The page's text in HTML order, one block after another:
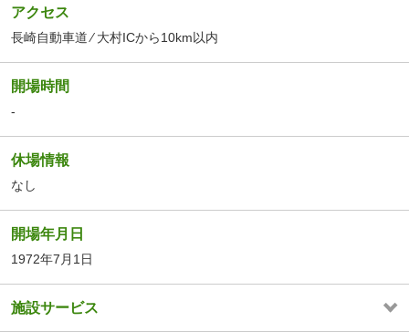
アクセス
長崎自動車道 ⁄ 大村ICから10km以内
開場時間
-
休場情報
なし
開場年月日
1972年7月1日
施設サービス